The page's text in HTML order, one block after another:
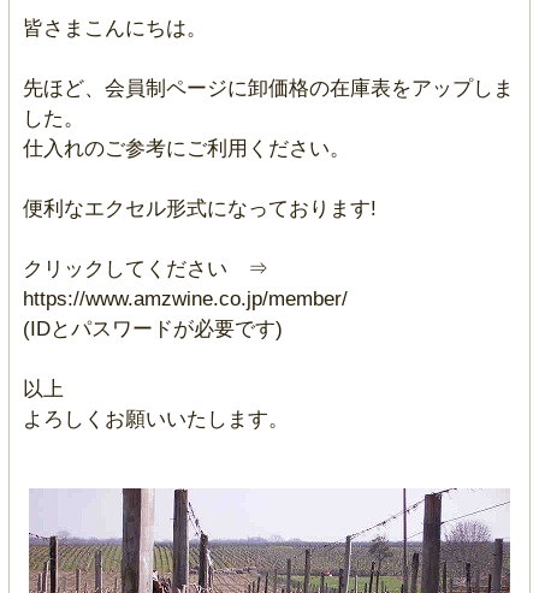
皆さまこんにちは。
先ほど、会員制ページに卸価格の在庫表をアップしま
した。
仕入れのご参考にご利用ください。
便利なエクセル形式になっております!
クリックしてください ⇒
https://www.amzwine.co.jp/member/
(IDとパスワードが必要です)
以上
よろしくお願いいたします。